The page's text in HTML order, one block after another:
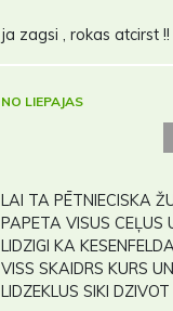
ja zagsi , rokas atcirst !!
NO LIEPAJAS
LAI TA PĒTNIECISKA
PAPETA VISUS CEĻUS
LIDZIGI KA
VISS SKAIDRS KURS
LIDZEKLUS SIKI DZIVOT